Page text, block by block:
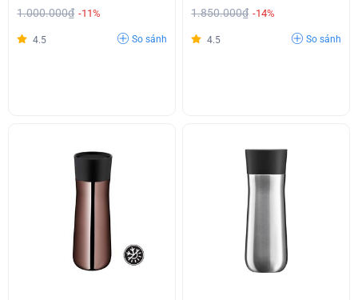
1.000.000₫ -11%
4.5 So sánh
1.850.000₫ -14%
4.5 So sánh